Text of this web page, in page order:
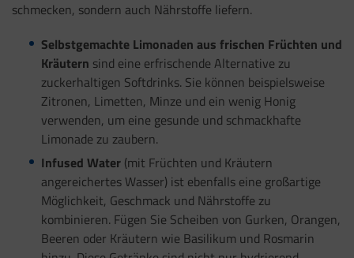
schmecken, sondern auch Nährstoffe liefern.
Selbstgemachte Limonaden aus frischen Früchten und
Kräutern sind eine erfrischende Alternative zu
zuckerhaltigen Softdrinks. Sie können beispielsweise
Zitronen, Limetten, Minze und ein wenig Honig
verwenden, um eine gesunde und schmackhafte
Limonade zu zaubern.
Infused Water(mit Früchten und Kräutern
angereichertes Wasser) ist ebenfalls eine großartige
Möglichkeit, Geschmack und Nährstoffe zu
kombinieren. Fügen Sie Scheiben von Gurken, Orangen,
Beeren oder Kräutern wie Basilikum und Rosmarin